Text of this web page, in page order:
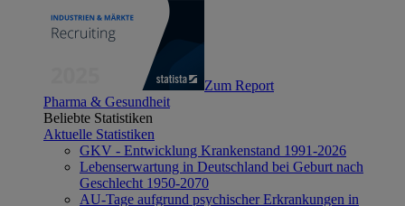
Zum Report
Pharma & Gesundheit
Beliebte Statistiken
Aktuelle Statistiken
GKV - Entwicklung Krankenstand 1991-2026
Lebenserwartung in Deutschland bei Geburt nach
Geschlecht 1950-2070
AU-Tage aufgrund psychischer Erkrankungen in